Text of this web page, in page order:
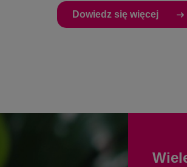
Dowiedz się więcej